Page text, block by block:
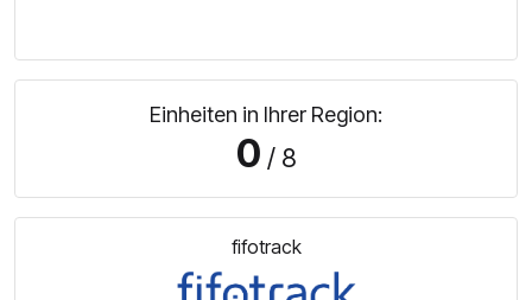
Einheiten in Ihrer Region:
0 / 8
fifotrack